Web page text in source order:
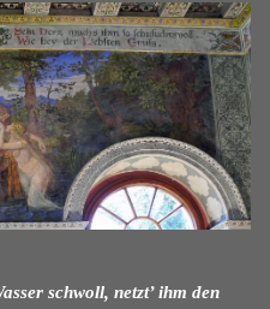
schwoll, netzt’ ihm den